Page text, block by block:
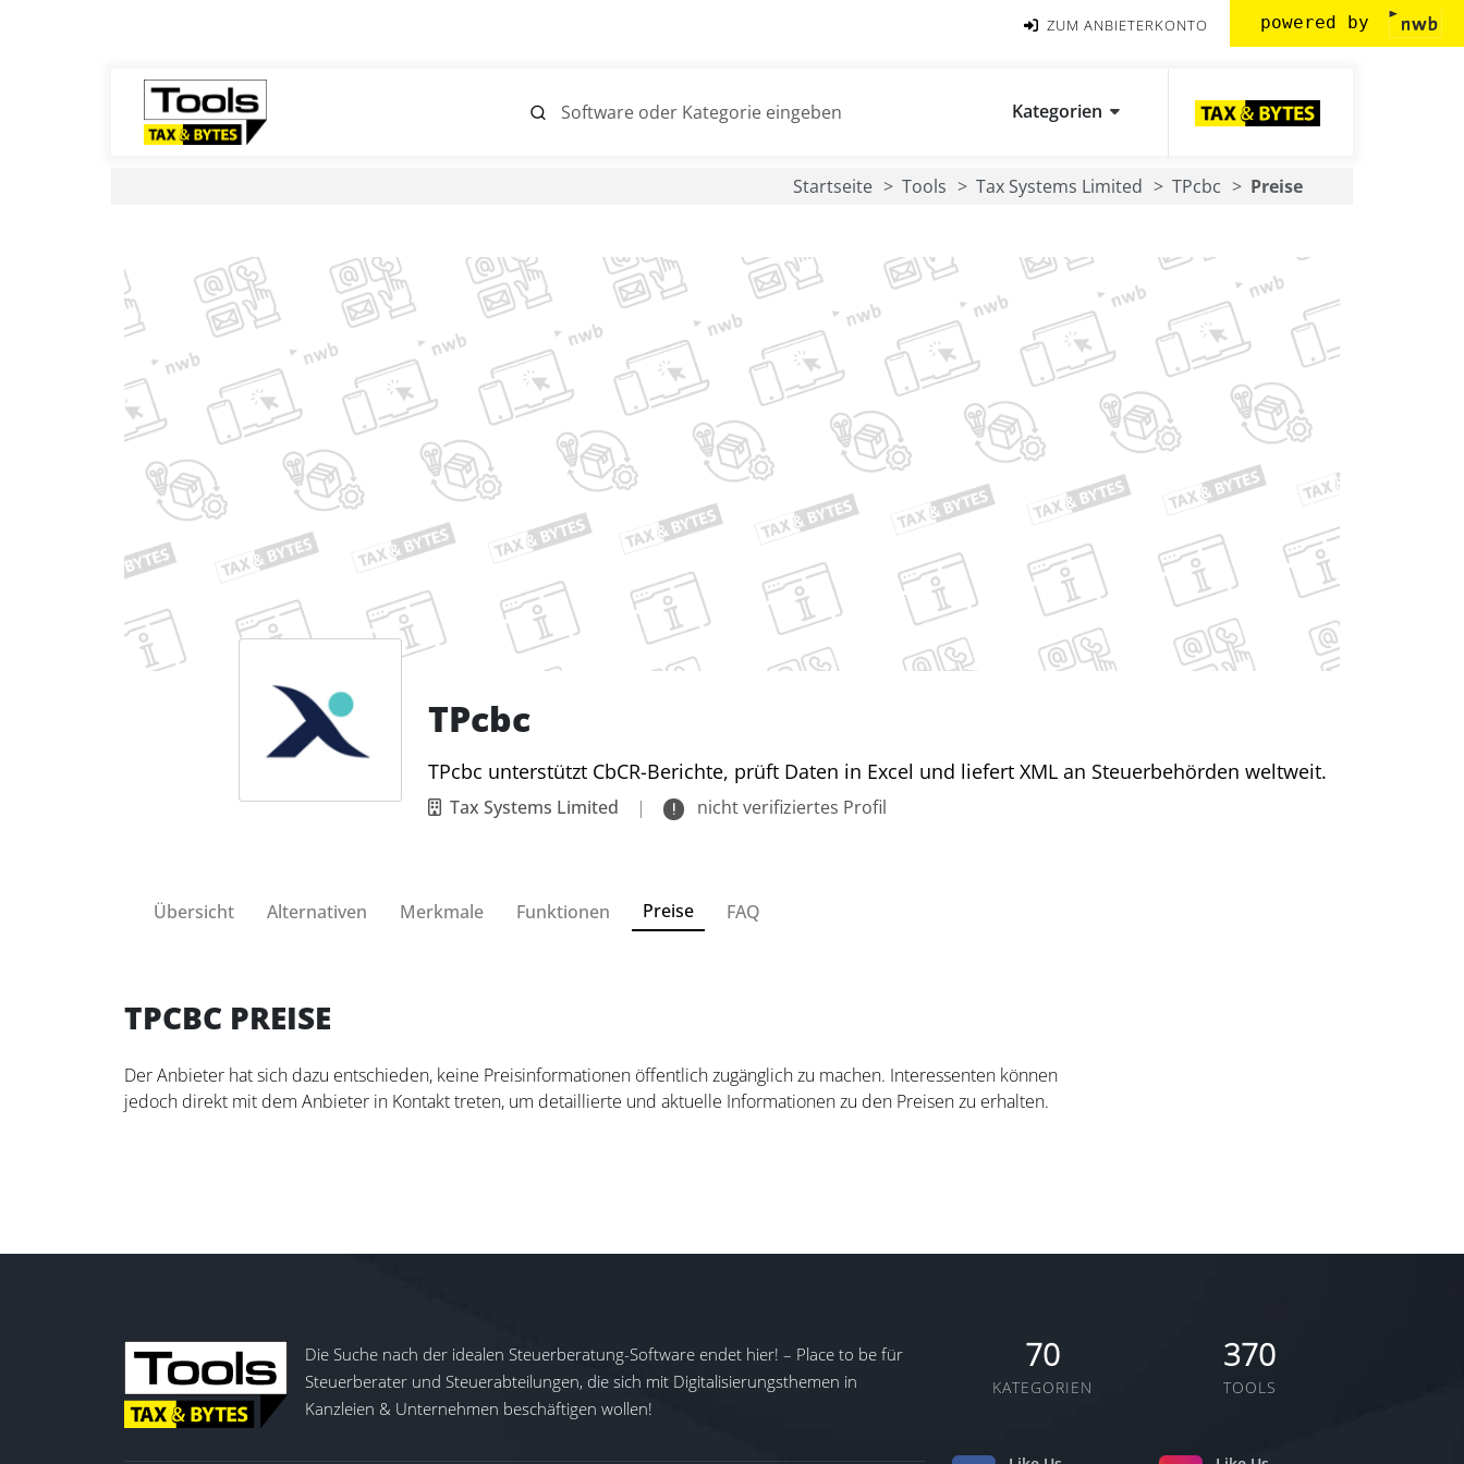
ZUM ANBIETERKONTO powered by
Kategorien
Startseite Tools Tax Systems Limited TPcbc Preise
TPcbc
TPcbc unterstützt CbCR-Berichte, prüft Daten in Excel und liefert XML an Steuerbehörden weltweit.
Tax Systems Limited | nicht verifiziertes Profil
Übersicht Alternativen Merkmale Funktionen Preise FAQ
TPCBC PREISE
Der Anbieter hat sich dazu entschieden, keine Preisinformationen öffentlich zugänglich zu machen. Interessenten können
jedoch direkt mit dem Anbieter in Kontakt treten, um detaillierte und aktuelle Informationen zu den Preisen zu erhalten.
Die Suche nach der idealen Steuerberatung-Software endet hier! – Place to be für
Steuerberater und Steuerabteilungen, die sich mit Digitalisierungsthemen in
Kanzleien & Unternehmen beschäftigen wollen!
70
KATEGORIEN
370
TOOLS